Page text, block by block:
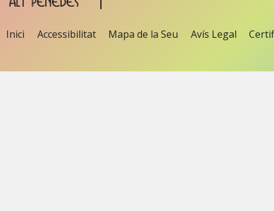
Inici Accessibilitat Mapa de la Seu Avís Legal